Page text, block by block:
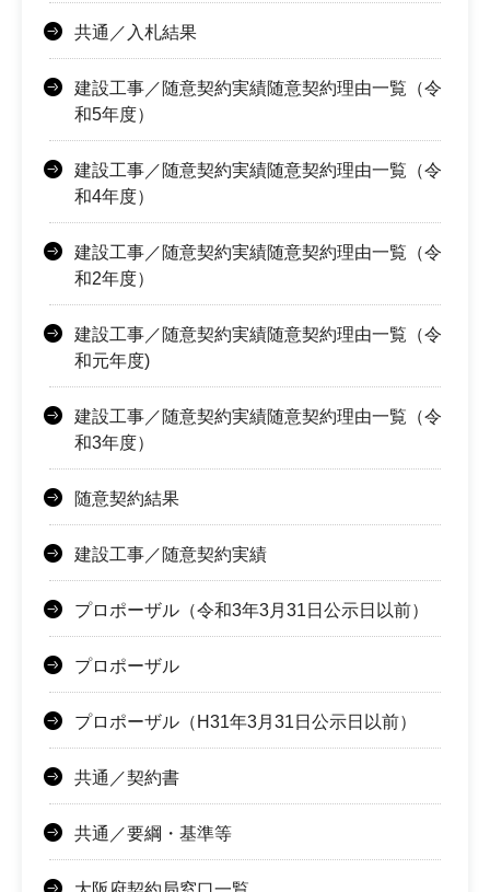
共通／入札結果
建設工事／随意契約実績随意契約理由一覧（令
和5年度）
建設工事／随意契約実績随意契約理由一覧（令
和4年度）
建設工事／随意契約実績随意契約理由一覧（令
和2年度）
建設工事／随意契約実績随意契約理由一覧（令
和元年度)
建設工事／随意契約実績随意契約理由一覧（令
和3年度）
随意契約結果
建設工事／随意契約実績
プロポーザル（令和3年3月31日公示日以前）
プロポーザル
プロポーザル（H31年3月31日公示日以前）
共通／契約書
共通／要綱・基準等